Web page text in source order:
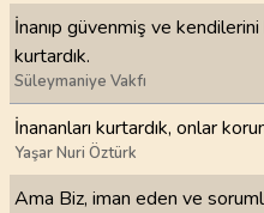
İnanıp güvenmiş ve
kurtardık.
Süleymaniye Vakfı
İnananları kurtardık, onlar
Yaşar Nuri Öztürk
Ama Biz, iman eden ve